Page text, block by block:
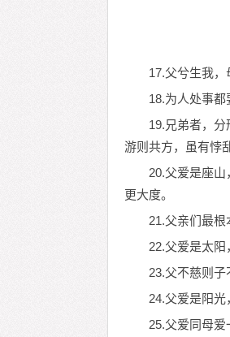
17.父兮生我，
18.为人处事
19.兄弟者，
游则共方，虽有悖
20.父爱是座
更大度。
21.父亲们最根
22.父爱是太阳
23.父不慈则子
24.父爱是阳光
25.父爱同母